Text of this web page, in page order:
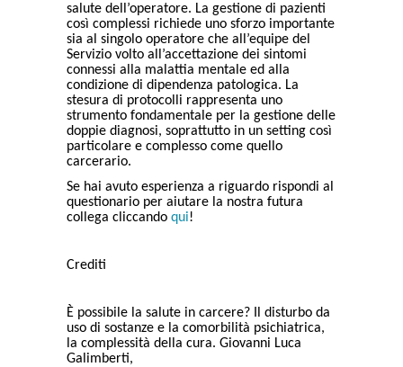
salute dell’operatore. La gestione di pazienti
così complessi richiede uno sforzo importante
sia al singolo operatore che all’equipe del
Servizio volto all’accettazione dei sintomi
connessi alla malattia mentale ed alla
condizione di dipendenza patologica. La
stesura di protocolli rappresenta uno
strumento fondamentale per la gestione delle
doppie diagnosi, soprattutto in un setting così
particolare e complesso come quello
carcerario.
Se hai avuto esperienza a riguardo rispondi al
questionario per aiutare la nostra futura
collega cliccando qui!
Crediti
È possibile la salute in carcere? Il disturbo da
uso di sostanze e la comorbilità psichiatrica,
la complessità della cura. Giovanni Luca
Galimberti,